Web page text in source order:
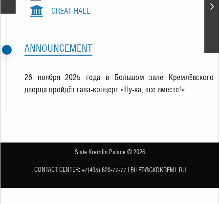
GREAT HALL
ANNOUNCEMENT
26 ноября 2025 года в Большом зале Кремлёвского
дворца пройдёт гала-концерт «Ну-ка, все вместе!»
State Kremlin Palace © 2026
СONTACT CENTER: +7(495) 620-77-77| BILET@GKDKREML.RU